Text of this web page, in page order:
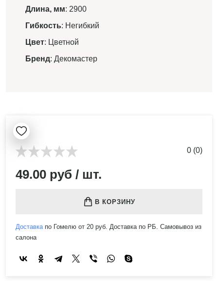
Длина, мм: 2900
Гибкость: Негибкий
Цвет: Цветной
Бренд: Декомастер
0 (0)
49.00 руб / шт.
В КОРЗИНУ
Доставкапо Гомелю от 20 руб. Доставка по РБ. Самовывоз из
салона